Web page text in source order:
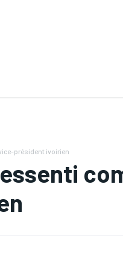
président ivoirien